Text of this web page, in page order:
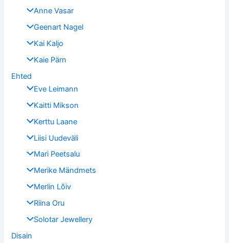
Anne Vasar
Geenart Nagel
Kai Kaljo
Kaie Pärn
Ehted
Eve Leimann
Kaitti Mikson
Kerttu Laane
Liisi Uudeväli
Mari Peetsalu
Merike Mändmets
Merlin Lõiv
Riina Oru
Solotar Jewellery
Disain